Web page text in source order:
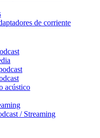
de corriente
acústico
/ Streaming